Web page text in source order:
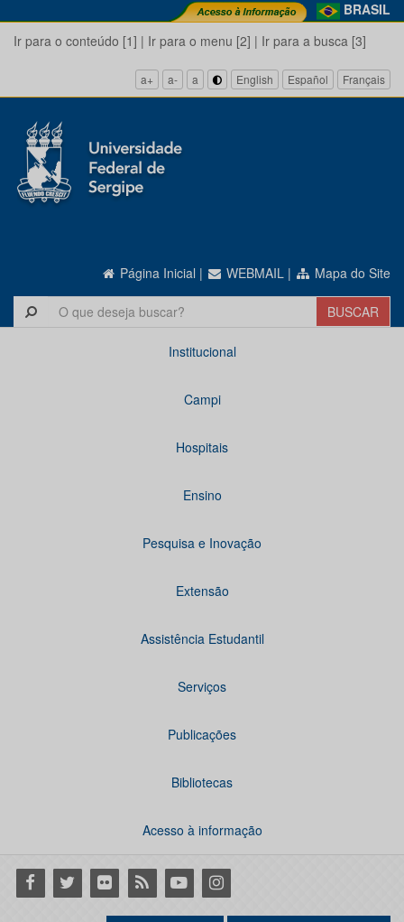
BRASIL
Ir para o conteúdo [1] | Ir para o menu [2] | Ir para a busca [3]
a+ a- a English Español Français
Página Inicial | WEBMAIL | Mapa do Site
Institucional
Campi
Hospitais
Ensino
Pesquisa e Inovação
Extensão
Assistência Estudantil
Serviços
Publicações
Bibliotecas
Acesso à informação
Facebook
Twitter Flickr RSS YoutubeInstagram